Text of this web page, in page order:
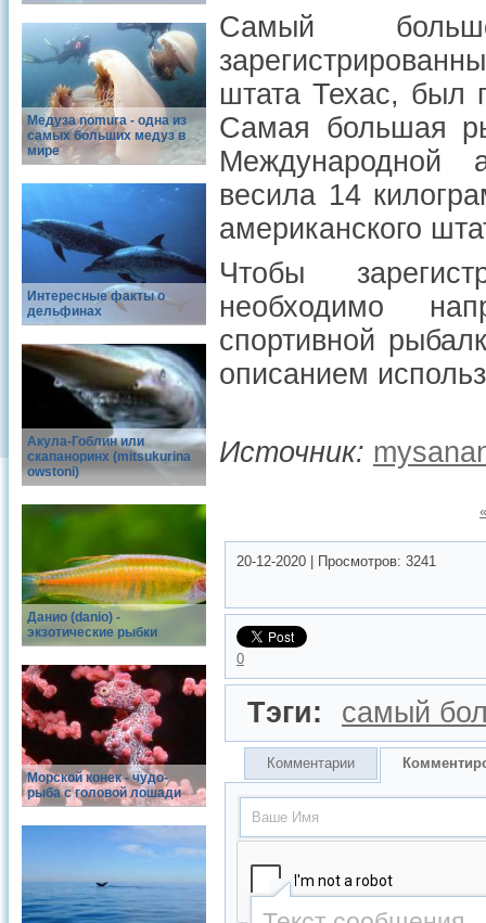
Медуза nomura - одна из
самых больших медуз в
мире
Интересные факты о
дельфинах
Акула-Гоблин или
скапаноринх (mitsukurina
owstoni)
Данио (danio) -
экзотические рыбки
Морской конек - чудо-
рыба с головой лошади
Самый
штата Техас, был
Самая большая
Международной
весила 14
американского
Чтобы
необходимо
спортивной
описанием
Источник:
20-12-2020 Просмотров: 3241
0
Тэги: самый
Комментарии